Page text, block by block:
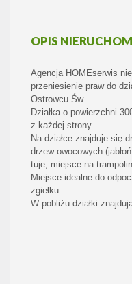
OPIS
Agencja HOMEserwis
przeniesienie praw do
Ostrowcu Św.
Działka o powierzchni
z każdej strony.
Na działce znajduje się
drzew owocowych
tuje, miejsce na
Miejsce idealne do
zgiełku.
W pobliżu działki